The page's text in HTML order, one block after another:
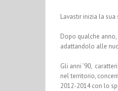
Lavastir inizia la
Dopo qualche
adattandolo alle
Gli anni ’90,
nel territorio,
2012-2014 con lo